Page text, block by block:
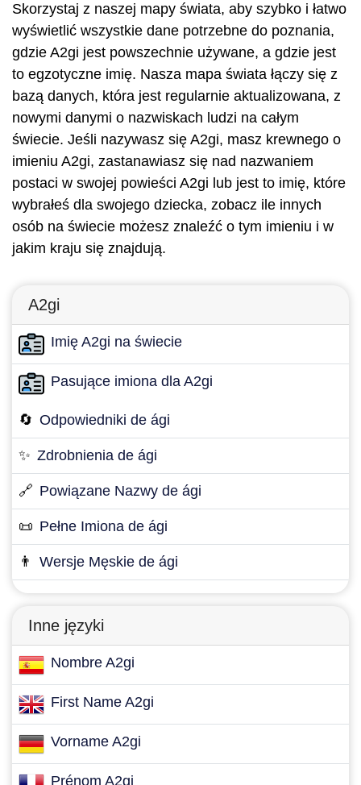
Skorzystaj z naszej mapy świata, aby szybko i łatwo
wyświetlić wszystkie dane potrzebne do poznania,
gdzie A2gi jest powszechnie używane, a gdzie jest
to egzotyczne imię. Nasza mapa świata łączy się z
bazą danych, która jest regularnie aktualizowana, z
nowymi danymi o nazwiskach ludzi na całym
świecie. Jeśli nazywasz się A2gi, masz krewnego o
imieniu A2gi, zastanawiasz się nad nazwaniem
postaci w swojej powieści A2gi lub jest to imię, które
wybrałeś dla swojego dziecka, zobacz ile innych
osób na świecie możesz znaleźć o tym imieniu i w
jakim kraju się znajdują.
A2gi
Imię A2gi na świecie
Pasujące imiona dla A2gi
🔄 Odpowiedniki de ági
✨ Zdrobnienia de ági
🔗 Powiązane Nazwy de ági
📜 Pełne Imiona de ági
👨 Wersje Męskie de ági
Inne języki
Nombre A2gi
First Name A2gi
Vorname A2gi
Prénom A2gi